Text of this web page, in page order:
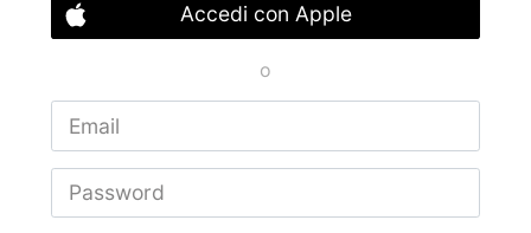
Accedi con Apple
o